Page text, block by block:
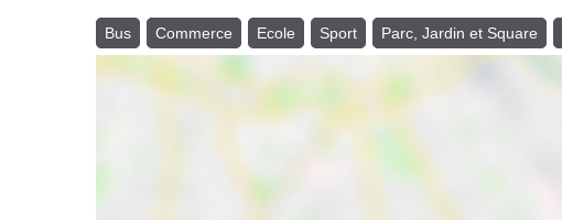
Bus Commerce Ecole Sport Parc, Jardin et Square